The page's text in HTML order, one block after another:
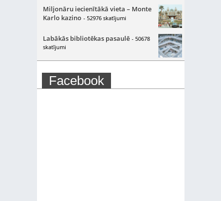
Miljonāru iecienītākā vieta – Monte
Karlo kazino - 52976 skatījumi
Labākās bibliotēkas pasaulē - 50678
skatījumi
Facebook